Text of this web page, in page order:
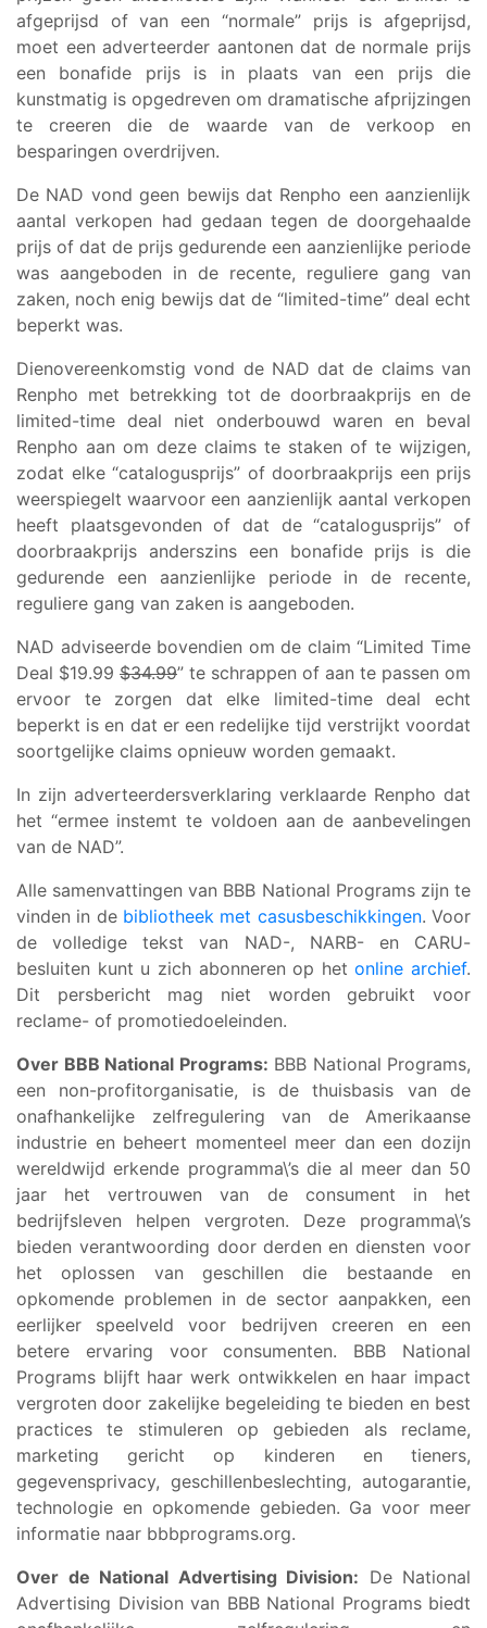
afgeprijsd of van een “normale” prijs is afgeprijsd,
moet een adverteerder aantonen dat de normale prijs
een bonafide prijs is in plaats van een prijs die
kunstmatig is opgedreven om dramatische afprijzingen
te creeren die de waarde van de verkoop en
besparingen overdrijven.
De NAD vond geen bewijs dat Renpho een aanzienlijk
aantal verkopen had gedaan tegen de doorgehaalde
prijs of dat de prijs gedurende een aanzienlijke periode
was aangeboden in de recente, reguliere gang van
zaken, noch enig bewijs dat de “limited-time” deal echt
beperkt was.
Dienovereenkomstig vond de NAD dat de claims van
Renpho met betrekking tot de doorbraakprijs en de
limited-time deal niet onderbouwd waren en beval
Renpho aan om deze claims te staken of te wijzigen,
zodat elke “catalogusprijs” of doorbraakprijs een prijs
weerspiegelt waarvoor een aanzienlijk aantal verkopen
heeft plaatsgevonden of dat de “catalogusprijs” of
doorbraakprijs anderszins een bonafide prijs is die
gedurende een aanzienlijke periode in de recente,
reguliere gang van zaken is aangeboden.
NAD adviseerde bovendien om de claim “Limited Time
Deal $19.99 $34.99” te schrappen of aan te passen om
ervoor te zorgen dat elke limited-time deal echt
beperkt is en dat er een redelijke tijd verstrijkt voordat
soortgelijke claims opnieuw worden gemaakt.
In zijn adverteerdersverklaring verklaarde Renpho dat
het “ermee instemt te voldoen aan de aanbevelingen
van de NAD”.
Alle samenvattingen van BBB National Programs zijn te
vinden in de bibliotheek met casusbeschikkingen. Voor
de volledige tekst van NAD-, NARB- en CARU-
besluiten kunt u zich abonneren op hetonline archief.
Dit persbericht mag niet worden gebruikt voor
reclame- of promotiedoeleinden.
Over BBB National Programs: BBB National Programs,
een non-profitorganisatie, is de thuisbasis van de
onafhankelijke zelfregulering van de Amerikaanse
industrie en beheert momenteel meer dan een dozijn
wereldwijd erkende programma\’s die al meer dan 50
jaar het vertrouwen van de consument in het
bedrijfsleven helpen vergroten. Deze programma\’s
bieden verantwoording door derden en diensten voor
het oplossen van geschillen die bestaande en
opkomende problemen in de sector aanpakken, een
eerlijker speelveld voor bedrijven creeren en een
betere ervaring voor consumenten. BBB National
Programs blijft haar werk ontwikkelen en haar impact
vergroten door zakelijke begeleiding te bieden en best
practices te stimuleren op gebieden als reclame,
marketing gericht op kinderen en tieners,
gegevensprivacy, geschillenbeslechting, autogarantie,
technologie en opkomende gebieden. Ga voor meer
informatie naar bbbprograms.org.
Over de National Advertising Division: De National
Advertising Division van BBB National Programs biedt